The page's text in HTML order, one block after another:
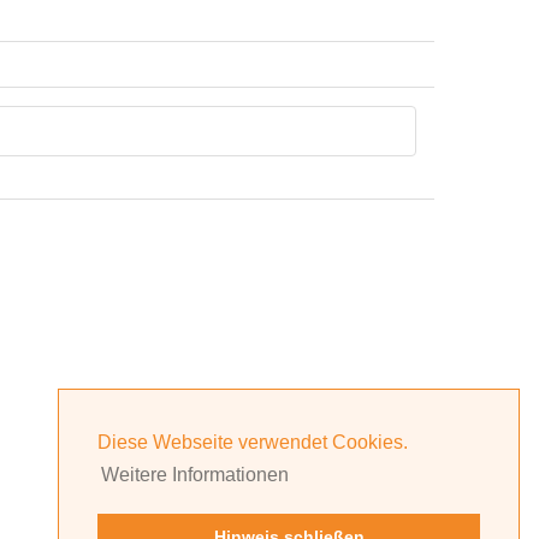
Diese Webseite verwendet Cookies.
Weitere Informationen